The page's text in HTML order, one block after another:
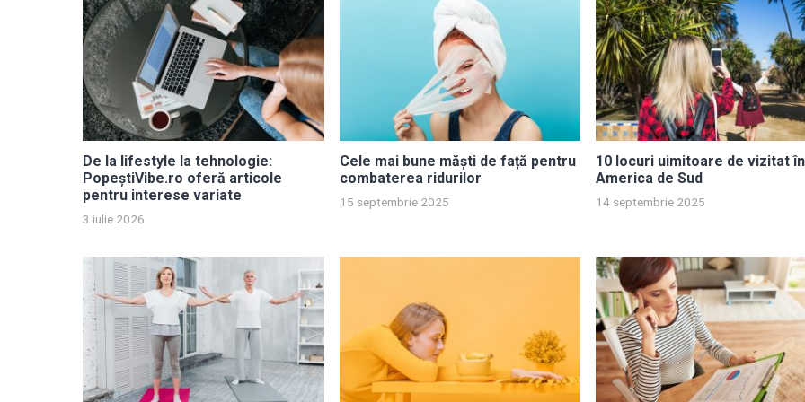
De la lifestyle la tehnologie:
PopeștiVibe.ro oferă articole
pentru interese variate
3 iulie 2026
Cele mai bune măști de față pentru
combaterea ridurilor
15 septembrie 2025
10 locuri uimitoare de vizitat în
America de Sud
14 septembrie 2025